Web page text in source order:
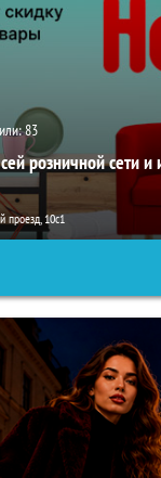
83
розничной сети и
проезд, 10с1